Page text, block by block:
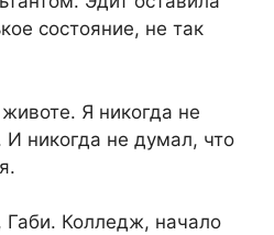
состояние, не так
Я никогда не
И никогда не думал, что
Габи. Колледж, начало